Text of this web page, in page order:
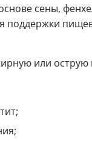
сены,
поддержки
или